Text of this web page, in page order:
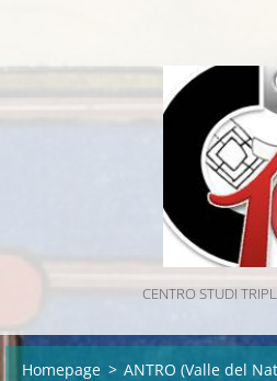
CENTRO STUDI
Homepage > ANTRO (Valle del